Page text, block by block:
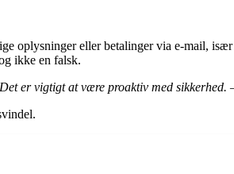
oplysninger eller betalinger via e-mail,
ikke en falsk.
er vigtigt at være proaktiv med sikkerhed.